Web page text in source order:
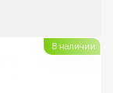
В наличии